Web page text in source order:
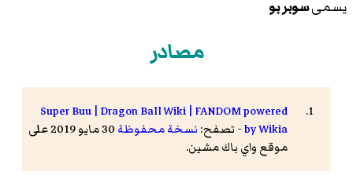
يسمىسوبر بو
مصادر
Super Buu | Dragon Ball Wiki | FANDOM powered
by Wikia- تصفح: نسخة محفوظة
30 مايو 2019 على
موقع واي باك مشين.